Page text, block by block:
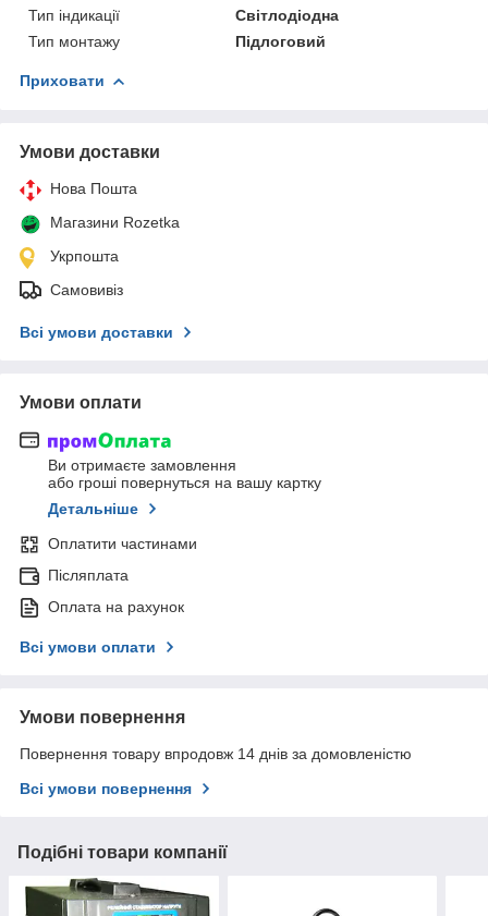
Тип індикації
Світлодіодна
Тип монтажу
Підлоговий
Приховати
Умови доставки
Нова Пошта
Магазини Rozetka
Укрпошта
Самовивіз
Всі умови доставки
Умови оплати
Ви отримаєте замовлення
або гроші повернуться на вашу картку
Детальніше
Оплатити частинами
Післяплата
Оплата на рахунок
Всі умови оплати
Умови повернення
Повернення товару впродовж 14 днів за домовленістю
Всі умови повернення
Подібні товари компанії